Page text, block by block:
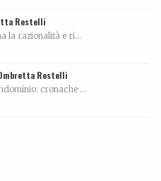
Restelli
la razionalità e ri...
Restelli
cronache ...